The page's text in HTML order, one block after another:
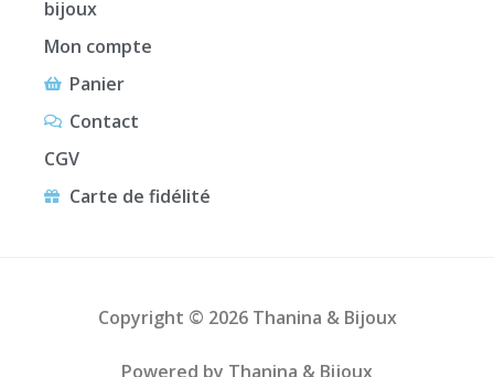
bijoux
Mon compte
Panier
Contact
CGV
Carte de fidélité
Copyright © 2026 Thanina & Bijoux
Powered by Thanina & Bijoux